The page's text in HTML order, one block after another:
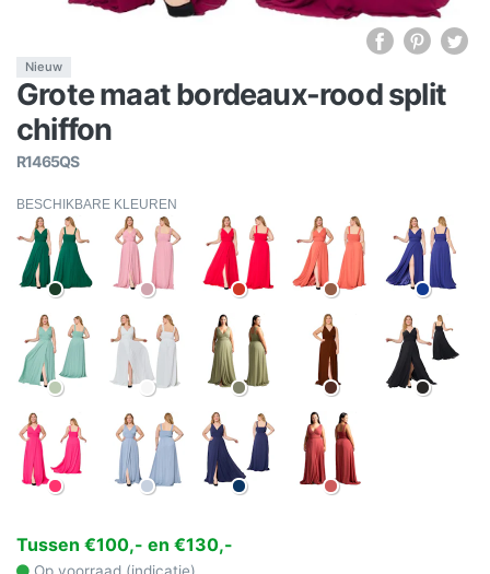
Nieuw
Grote maat bordeaux-rood split
chiffon
R1465QS
BESCHIKBARE KLEUREN
Tussen €100,- en €130,-